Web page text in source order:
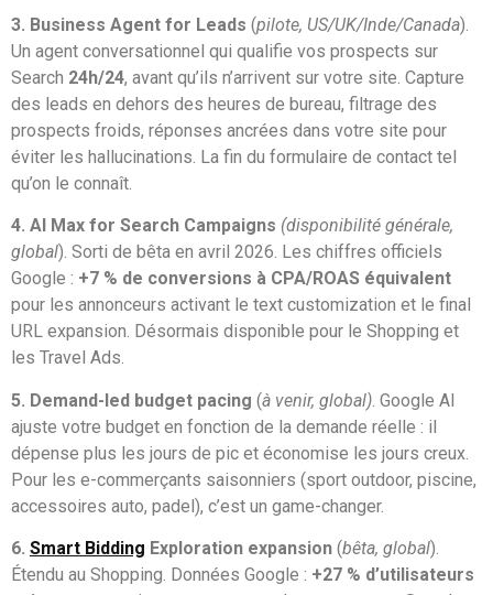
3. Business Agent for Leads (pilote, US/UK/Inde/Canada).
Un agent conversationnel qui qualifie vos prospects sur
Search 24h/24, avant qu’ils n’arrivent sur votre site. Capture
des leads en dehors des heures de bureau, filtrage des
prospects froids, réponses ancrées dans votre site pour
éviter les hallucinations. La fin du formulaire de contact tel
qu’on le connaît.
4. AI Max for Search Campaigns (disponibilité générale,
global). Sorti de bêta en avril 2026. Les chiffres officiels
Google : +7 % de conversions à CPA/ROAS équivalent
pour les annonceurs activant le text customization et le final
URL expansion. Désormais disponible pour le Shopping et
les Travel Ads.
5. Demand-led budget pacing (à venir, global) . Google AI
ajuste votre budget en fonction de la demande réelle : il
dépense plus les jours de pic et économise les jours creux.
Pour les e-commerçants saisonniers (sport outdoor, piscine,
accessoires auto, padel), c’est un game-changer.
6. Smart Bidding Exploration expansion (bêta, global).
Étendu au Shopping. Données Google : +27 % d’utilisateurs